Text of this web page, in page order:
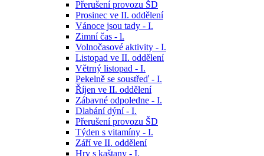
Přerušení provozu ŠD
Prosinec ve II. oddělení
Vánoce jsou tady - I.
Zimní čas - l.
Volnočasové aktivity - I.
Listopad ve II. oddělení
Větrný listopad - I.
Pekelně se soustřeď - I.
Říjen ve II. oddělení
Zábavné odpoledne - I.
Dlabání dýní - I.
Přerušení provozu ŠD
Týden s vitamíny - I.
Září ve II. oddělení
Hry s kaštany - I.